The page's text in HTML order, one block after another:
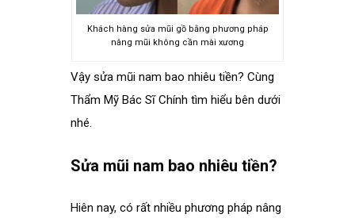
Khách hàng sửa mũi gồ bằng phương pháp
nâng mũi không cần mài xương
Vậy sửa mũi nam bao nhiêu tiền? Cùng
Thẩm Mỹ Bác Sĩ Chính tìm hiểu bên dưới
nhé.
Sửa mũi nam bao nhiêu tiền?
Hiên nay, có rất nhiều phương pháp nâng